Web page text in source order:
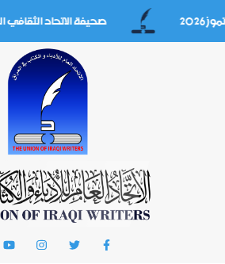
صحيفة الاتحاد الثقافي العدد(104)-تموز-2026